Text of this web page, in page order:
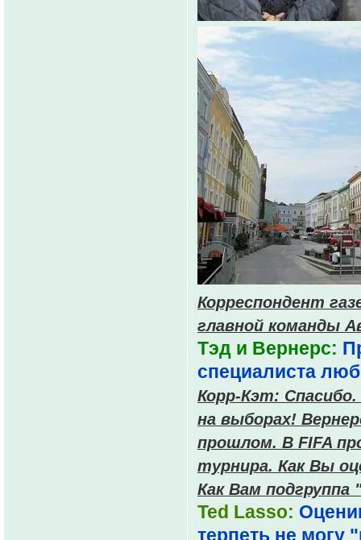
Корреспондент
главной команды
Тэд и Вернерс:
специалиста
Корр-Кэт: Спасибо.
на выборах!
прошлом. В FIFA
турнира. Как Вы
Как Вам
Ted Lasso:
терпеть не могу